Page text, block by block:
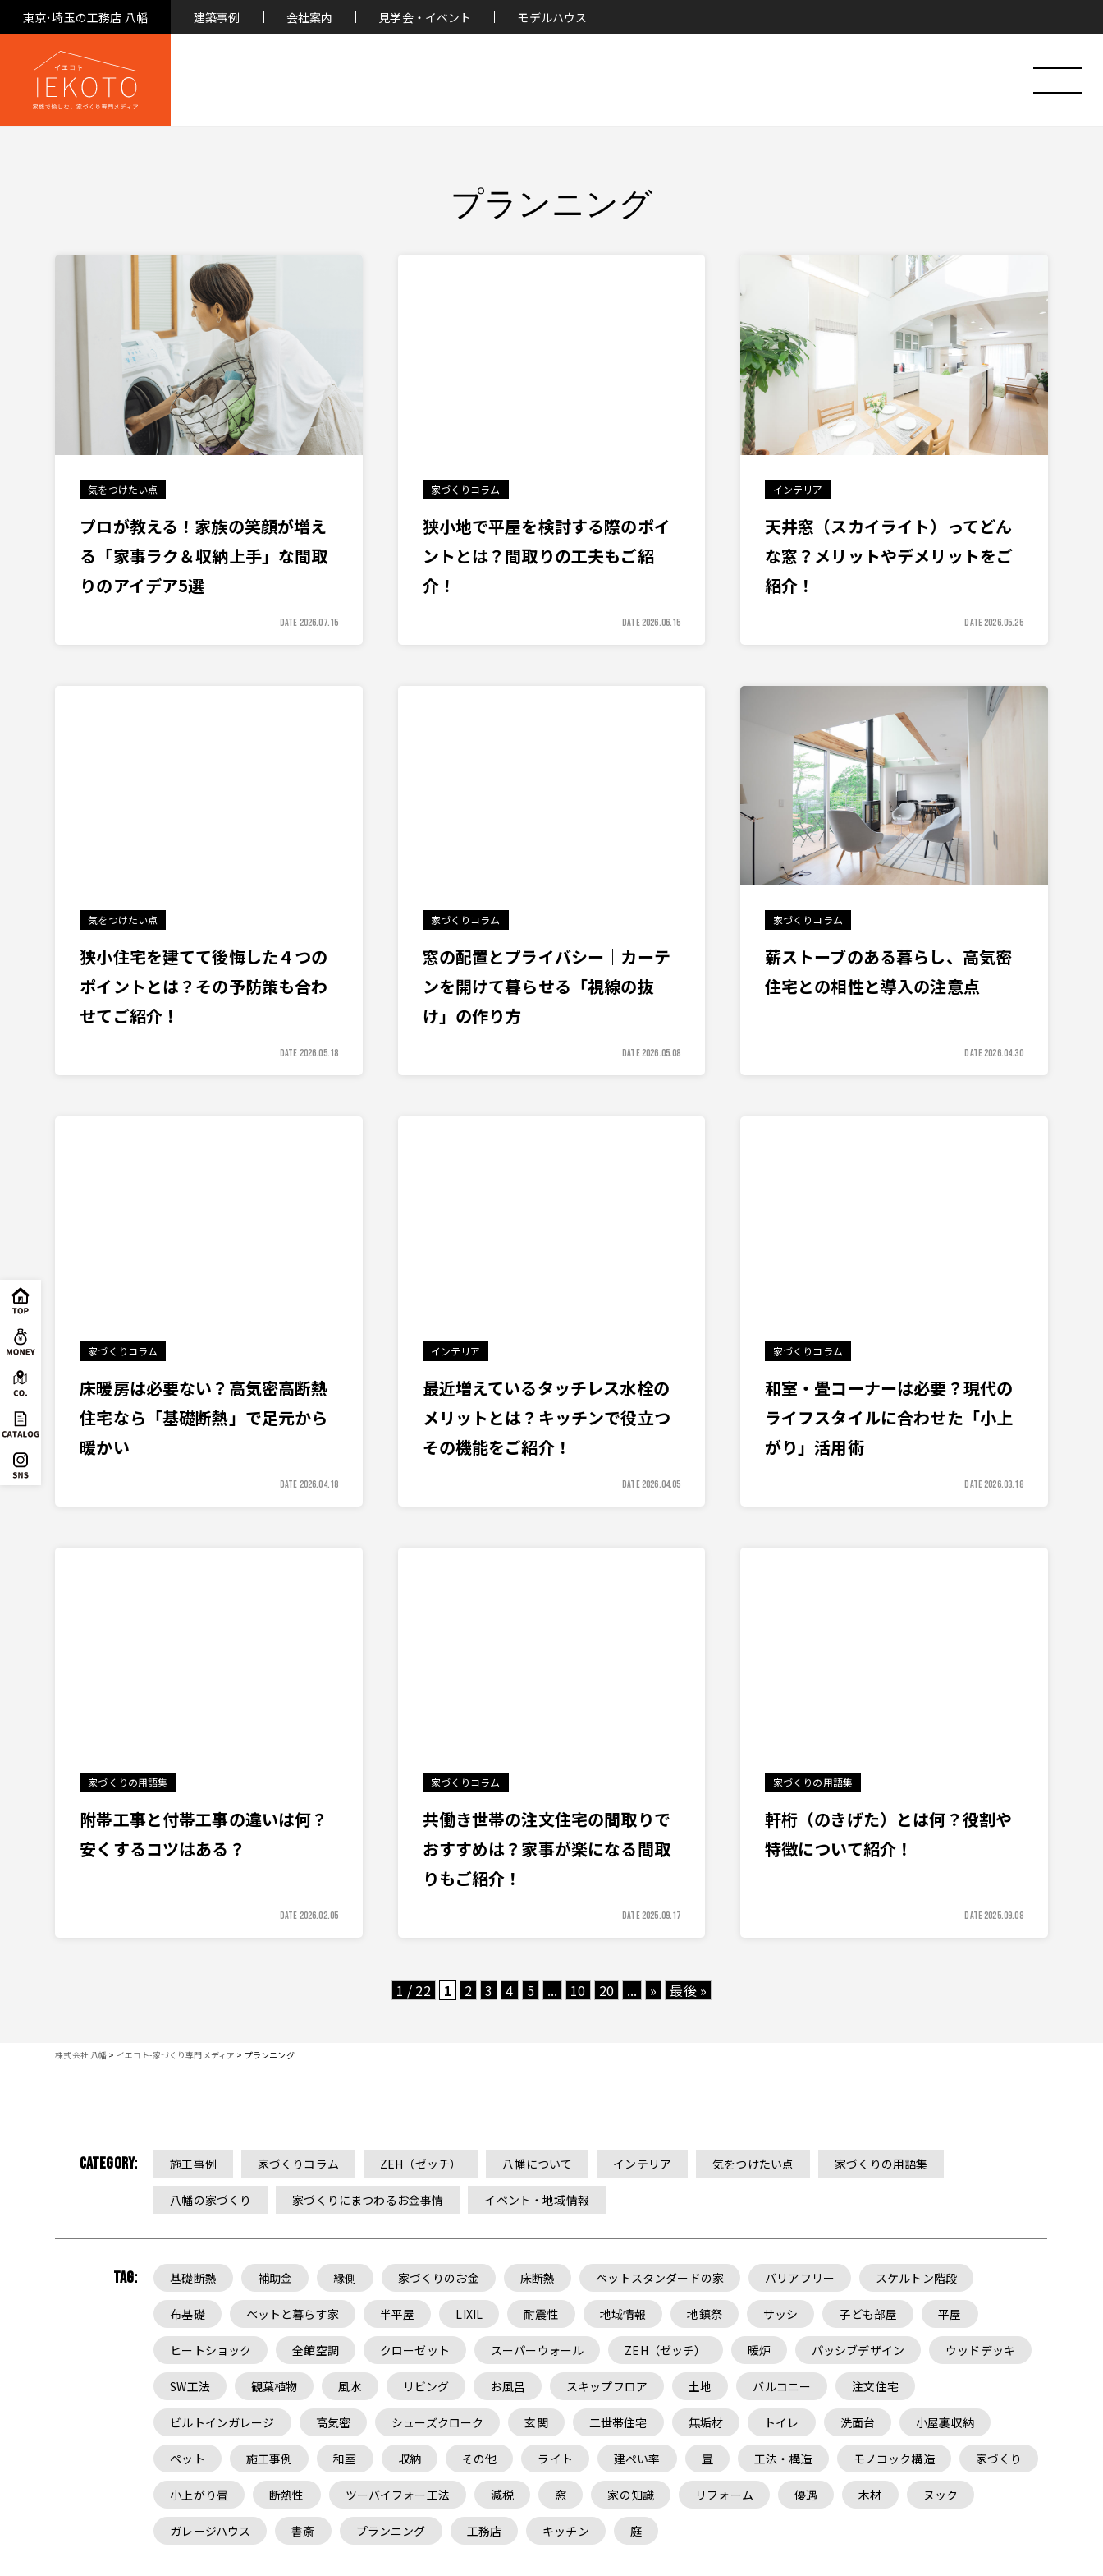
東京･埼玉の工務店 八幡 建築事例 会社案内 見学会・イベント モデルハウス
プランニング
気をつけたい点
プロが教える！家族の笑顔が増え
る「家事ラク＆収納上手」な間取
りのアイデア5選
DATE 2026.07.15
家づくりコラム
狭小地で平屋を検討する際のポイ
ントとは？間取りの工夫もご紹
介！
DATE 2026.06.15
インテリア
天井窓（スカイライト）ってどん
な窓？メリットやデメリットをご
紹介！
DATE 2026.05.25
気をつけたい点
狭小住宅を建てて後悔した４つの
ポイントとは？その予防策も合わ
せてご紹介！
DATE 2026.05.18
家づくりコラム
窓の配置とプライバシー｜カーテ
ンを開けて暮らせる「視線の抜
け」の作り方
DATE 2026.05.08
家づくりコラム
薪ストーブのある暮らし、高気密
住宅との相性と導入の注意点
DATE 2026.04.30
家づくりコラム
床暖房は必要ない？高気密高断熱
住宅なら「基礎断熱」で足元から
暖かい
DATE 2026.04.18
インテリア
最近増えているタッチレス水栓の
メリットとは？キッチンで役立つ
その機能をご紹介！
DATE 2026.04.05
家づくりコラム
和室・畳コーナーは必要？現代の
ライフスタイルに合わせた「小上
がり」活用術
DATE 2026.03.18
家づくりの用語集
附帯工事と付帯工事の違いは何？
安くするコツはある？
DATE 2026.02.05
家づくりコラム
共働き世帯の注文住宅の間取りで
おすすめは？家事が楽になる間取
りもご紹介！
DATE 2025.09.17
家づくりの用語集
軒桁（のきげた）とは何？役割や
特徴について紹介！
DATE 2025.09.08
1 / 22 1 2 3 4 5 ... 10 20 ... » 最後 »
株式会社 八幡 > イエコト-家づくり専門メディア > プランニング
CATEGORY: 施工事例 家づくりコラム ZEH（ゼッチ） 八幡について インテリア 気をつけたい点 家づくりの用語集
八幡の家づくり 家づくりにまつわるお金事情 イベント・地域情報
TAG: 基礎断熱 補助金 縁側 家づくりのお金 床断熱 ペットスタンダードの家 バリアフリー スケルトン階段
布基礎 ペットと暮らす家 半平屋 LIXIL 耐震性 地域情報 地鎮祭 サッシ 子ども部屋 平屋
ヒートショック 全館空調 クローゼット スーパーウォール ZEH（ゼッチ） 暖炉 パッシブデザイン ウッドデッキ
SW工法 観葉植物 風水 リビング お風呂 スキップフロア 土地 バルコニー 注文住宅
ビルトインガレージ 高気密 シューズクローク 玄関 二世帯住宅 無垢材 トイレ 洗面台 小屋裏収納
ペット 施工事例 和室 収納 その他 ライト 建ぺい率 畳 工法・構造 モノコック構造 家づくり
小上がり畳 断熱性 ツーバイフォー工法 減税 窓 家の知識 リフォーム 優遇 木材 ヌック
ガレージハウス 書斎 プランニング 工務店 キッチン 庭